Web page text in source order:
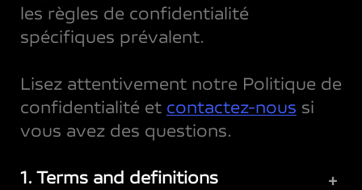
les règles de confidentialité
spécifiques prévalent.
Lisez attentivement notre Politique de
confidentialité et contactez-nous si
vous avez des questions.
1. Terms and definitions +